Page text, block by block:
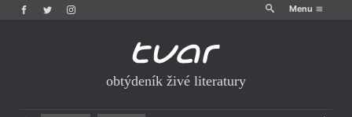
Menu
obtýdeník živé literatury